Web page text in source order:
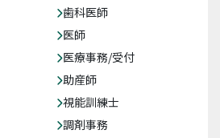
歯科医師
医師
医療事務/受付
助産師
視能訓練士
調剤事務